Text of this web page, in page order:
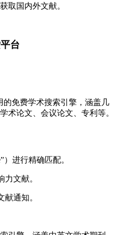
取国内外文献。
台
的免费学术搜索引擎，涵盖几
术论文、会议论文、专利等。
）进行精确匹配。
力文献。
通知。